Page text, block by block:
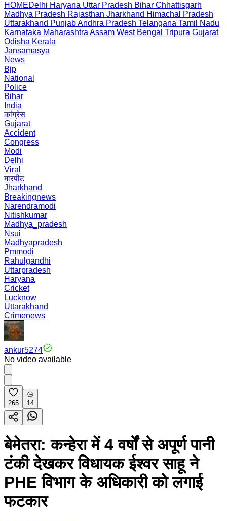
HOMEDelhi Haryana Uttar Pradesh Bihar Chhattisgarh
Madhya Pradesh Rajasthan Jharkhand Himachal Pradesh
Uttarakhand PunjabAndhra Pradesh Telangana Tamil Nadu
Karnataka Maharashtra Assam West Bengal Tripura Gujarat
Odisha Kerala
Jansamasya
News
Bjp
National
Police
Bihar
India
कांग्रेस
Gujarat
Accident
Congress
Modi
Delhi
Viral
मारपीट
Jharkhand
Breakingnews
Narendramodi
Nitishkumar
Madhya_pradesh
Nsui
Madhyapradesh
Pmmodi
Rahulgandhi
Uttarpradesh
Haryana
Cricket
Lucknow
Uttarakhand
Crimenews
ankur5274
No video available
265 14
बेमेतरा: कन्हेरा में 4 वर्षों से अपूर्ण पानी
टंकी देखकर विधायक ईश्वर साहू ने
PHE विभाग के अधिकारी को लगाई
फटकार